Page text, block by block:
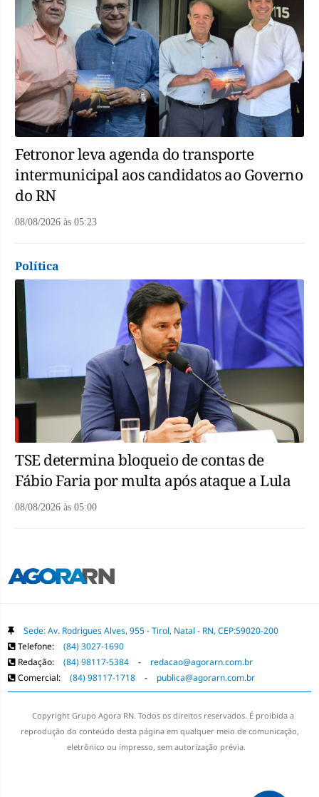
Fetronor leva agenda do transporte
intermunicipal aos candidatos ao Governo
do RN
08/08/2026 às 05:23
Política
TSE determina bloqueio de contas de
Fábio Faria por multa após ataque a Lula
08/08/2026 às 05:00
Sede: Av. Rodrigues Alves, 955 - Tirol, Natal - RN, CEP:59020-200
Telefone:
(84) 3027-1690
Redação:
(84) 98117-5384 -
redacao@agorarn.com.br
Comercial:
(84) 98117-1718 - publica@agorarn.com.br
Copyright Grupo Agora RN. Todos os direitos reservados. É proibida a
reprodução do conteúdo desta página em qualquer meio de comunicação,
eletrônico ou impresso, sem autorização prévia.